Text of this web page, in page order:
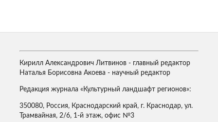
Кирилл Александрович Литвинов - главный редактор
Наталья Борисовна Акоева - научный редактор
Редакция журнала «Культурный ландшафт регионов»:
350080, Россия, Краснодарский край, г. Краснодар, ул.
Трамвайная, 2/6, 1-й этаж, офис №3